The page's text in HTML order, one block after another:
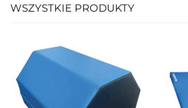
WSZYSTKIE PRODUKTY